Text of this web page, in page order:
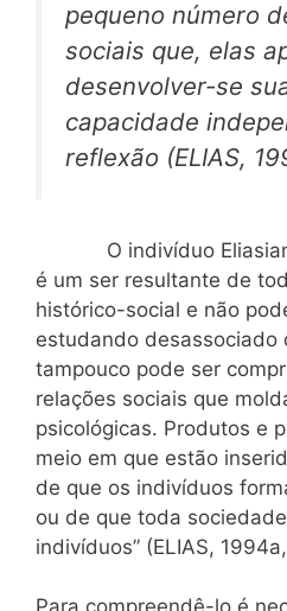
pequeno número
sociais que, elas
desenvolver-se
capacidade
reflexão (ELIAS,
O indivíduo
é um ser resultante de
histórico-social e não
estudando desassociado
tampouco pode ser
relações sociais que
psicológicas. Produtos e
meio em que estão
de que os indivíduos
ou de que toda
indivíduos” (ELIAS,